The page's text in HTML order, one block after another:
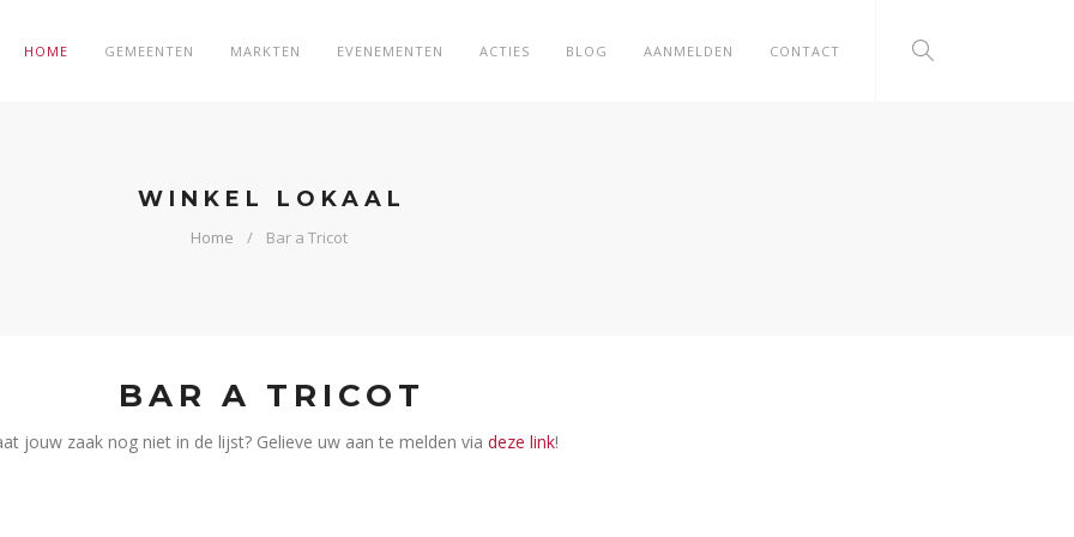
HOME GEMEENTEN MARKTEN EVENEMENTEN ACTIES BLOG AANMELDEN CONTACT
WINKEL LOKAAL
Home Bar a Tricot
BAR A TRICOT
jouw zaak nog niet in de lijst? Gelieve uw aan te melden via deze link!